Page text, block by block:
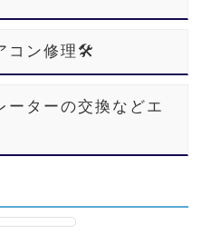
コン修理🛠️
ターの交換などエ